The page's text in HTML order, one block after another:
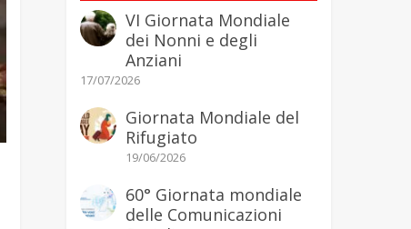
VI Giornata Mondiale
dei Nonni e degli
Anziani
17/07/2026
Giornata Mondiale del
Rifugiato
19/06/2026
60° Giornata mondiale
delle Comunicazioni